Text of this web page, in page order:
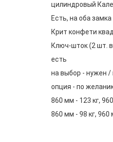
цилиндровый
Есть, на оба замка
Крит конфети
Ключ-шток (2 шт.
есть
на выбор - нужен /
опция - по
860 мм - 123 кг,
860 мм - 98 кг, 960